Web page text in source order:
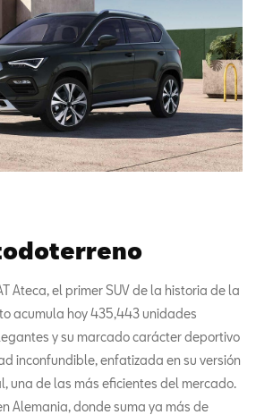
Ateca, el primer SUV de la historia de la
acumula hoy 435,443 unidades
y su marcado carácter deportivo
inconfundible, enfatizada en su versión
una de las más eficientes del mercado.
Alemania, donde suma ya más de